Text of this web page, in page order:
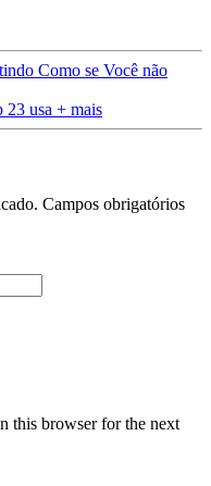
Como se Você não
23 usa + mais
Campos obrigatórios
this browser for the next